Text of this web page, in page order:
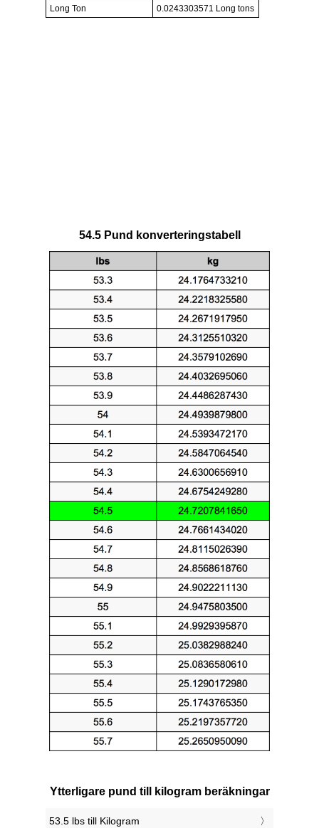
Long Ton
0.0243303571 Long tons
54.5 Pund konverteringstabell
Ytterligare pund till kilogram beräkningar
53.5 lbs till Kilogram